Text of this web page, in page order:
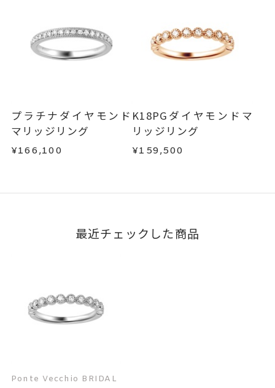
刻印字体
文字タイプA、文字タイプB、文字
タイプCよりお選びいただけま
商品の品質には万全を期しておりますが、万が一
不良品の場合、またはご注文のお品と異なる場合
はお問い合わせフォームよりご連絡ください。
この場合の返送料は弊社にて負担いたしますの
で、着払いにてご返送ください。
詳細はこちら
プラチナダイヤモンド
マリッジリング
¥166,100
K18PGダイヤモンドマ
リッジリング
¥159,500
最近チェックした商品
Ponte Vecchio BRIDAL